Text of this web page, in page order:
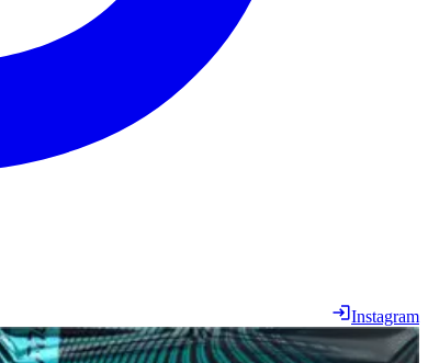
Instagram